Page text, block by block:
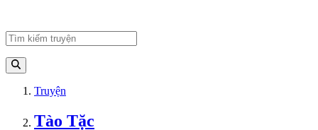
Truyện
Tào Tặc